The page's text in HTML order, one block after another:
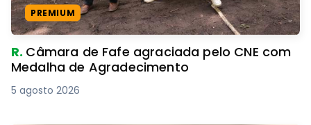
PREMIUM
R. Câmara de Fafe agraciada pelo CNE com
Medalha de Agradecimento
5 agosto 2026